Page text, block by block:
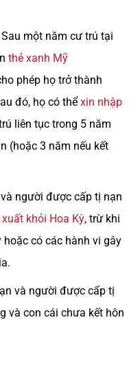
một năm cư trú tại
thẻ xanh Mỹ
phép họ trở thành
đó, họ có thểxin nhập
liên tục trong 5 năm
(hoặc 3 năm nếu kết
người được cấp tị nạn
khỏi Hoa Kỳ, trừ khi
có các hành vi gây
và người được cấp tị
và con cái chưa kết hôn